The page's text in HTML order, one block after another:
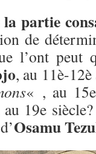
partie
de
l’ont peut
, au 11è-
« , au
au 19e
Osamu